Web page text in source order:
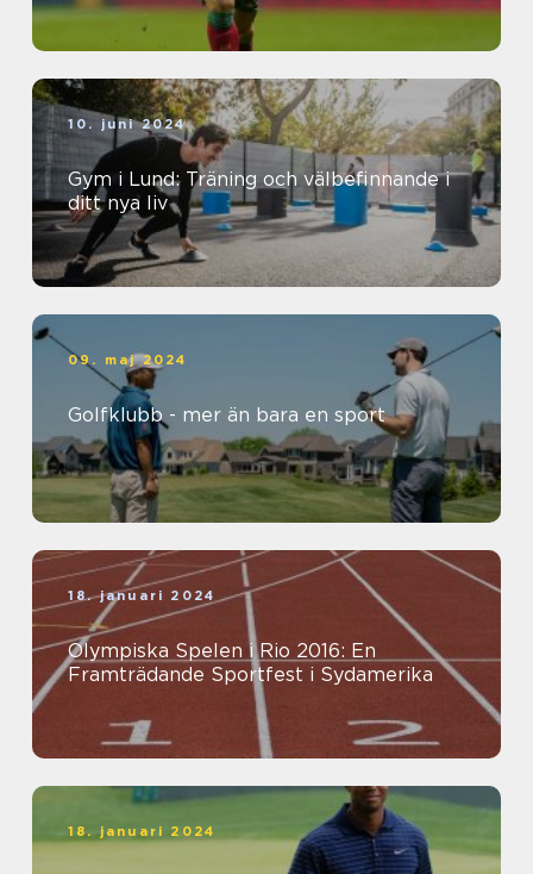
10. juni 2024
Gym i Lund: Träning och välbefinnande i
ditt nya liv
09. maj 2024
Golfklubb - mer än bara en sport
18. januari 2024
Olympiska Spelen i Rio 2016: En
Framträdande Sportfest i Sydamerika
18. januari 2024